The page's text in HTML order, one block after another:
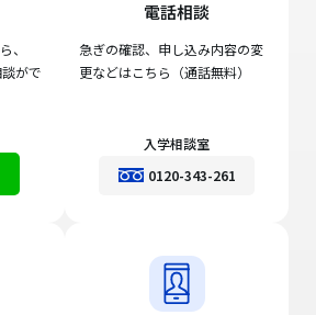
、
がで
電話相談
急ぎの確認、申し込み内容の変
更などはこちら（通話無料）
入学相談室
0120-343-261